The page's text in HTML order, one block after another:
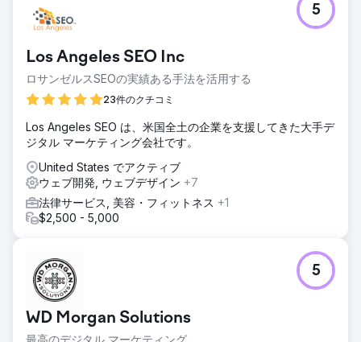
Los Angeles SEO Inc
ロサンゼルスSEOの実績ある手法を活用する
23件のクチコミ
5
Los Angeles SEO は、米国全土の企業を支援してきた大手デ
ジタル マーケティング会社です。
United States でアクティブ
ウェブ開発, ウェブデザイン +7
法律サービス, 美容・フィットネス +1
$2,500 - 5,000
WD Morgan Solutions
最高のデジタル マーケティング
5